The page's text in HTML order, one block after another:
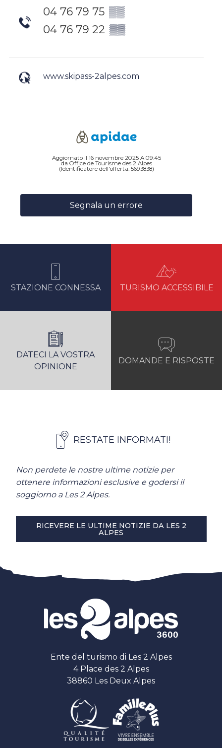
04 76 79 75 ▒▒
04 76 79 22 ▒▒
www.skipass-2alpes.com
Aggiornato il 16 novembre 2025 A 09:45
da Office de Tourisme des 2 Alpes
(Identificatore dell'offerta: 5693838)
Segnala un errore
STAZIONE CONNESSA TURISMO ACCESSIBILE
DATECI LA VOSTRA
OPINIONE
DOMANDE E RISPOSTE
RESTATE INFORMATI!
Non perdete le nostre ultime notizie per
ottenere informazioni esclusive e godersi il
soggiorno a Les 2 Alpes.
RICEVERE LE ULTIME NOTIZIE DA LES 2
ALPES
Ente del turismo di Les 2 Alpes
4 Place des 2 Alpes
38860 Les Deux Alpes